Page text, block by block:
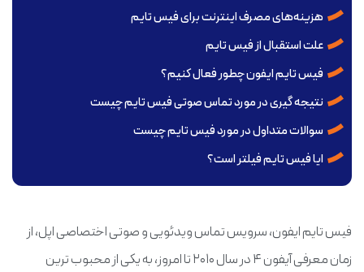
هزینه‌های مصرف اینترنت برای فیس تایم
علت استقبال از فیس تایم
فیس تایم ایفون چطور فعال کنیم؟
نتیجه گیری در مورد تماس صوتی فیس تایم چیست
سوالات متداول در مورد فیس تایم چیست
ایا فیس تایم فیلتر است؟
فیس تایم ایفون، سرویس تماس ویدئویی و صوتی اختصاصی اپل، از
زمان معرفی آیفون ۴ در سال ۲۰۱۰ تا امروز، به یکی از محبوب ترین